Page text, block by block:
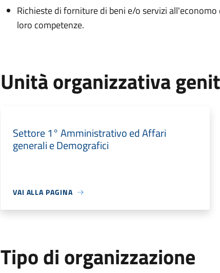
Richieste di forniture di beni e/o servizi
loro competenze.
Unità organizzativa
Settore 1° Amministrativo ed Affari
generali e Demografici
VAI ALLA PAGINA
Tipo di organizzazione